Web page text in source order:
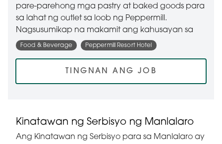
pare-parehong mga pastry at baked goods para
sa lahat ng outlet sa loob ng Peppermill.
Nagsusumikap na makamit ang kahusayan sa
Food & Beverage Peppermill Resort Hotel
TINGNAN ANG JOB
Kinatawan ng Serbisyo ng Manlalaro
Ang Kinatawan ng Serbisyo para sa Manlalaro ay